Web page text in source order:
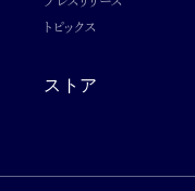
トピックス
ストア